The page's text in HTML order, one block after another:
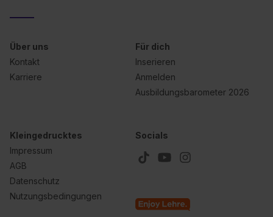
Über uns
Kontakt
Karriere
Für dich
Inserieren
Anmelden
Ausbildungsbarometer 2026
Kleingedrucktes
Impressum
AGB
Datenschutz
Nutzungsbedingungen
Socials